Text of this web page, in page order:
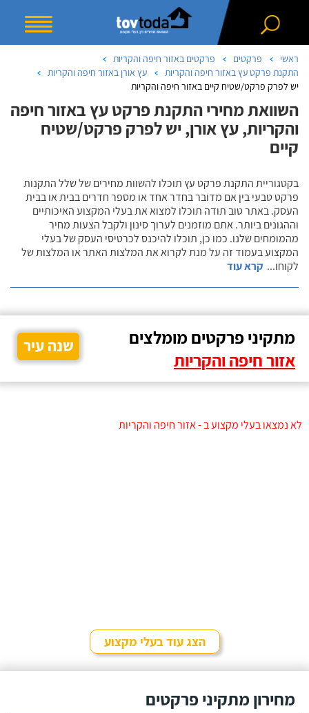
ראשי פרקטים
פרקטים באזור חיפה והקריות
התקנת פרקט עץ באזור חיפה והקריות
עץ אורן באזור חיפה והקריות
יש לפרק פרקט/שטיח קיים באזור חיפה והקריות
השוואת מחירי התקנת פרקט עץ באזור חיפה
והקריות, עץ אורן, יש לפרק פרקט/שטיח
קיים
בקטגוריית התקנת פרקט עץ תוכלו להשוות מחירים של שלל התקנות
פרקט טבעי בין אם מדובר בחדר אחד או מספר חדרים בבית או בבית
העסק. באתר טוב תודה תוכלו למצוא את בעלי המקצוע האיכותיים
וההגונים ביותר. אתם מוזמנים לערוך סינון ולקבל הצעות מחיר
מהמומחים שלנו. כמו כן, תוכלו להיכנס לכרטיסי העסק של בעלי
המקצוע בעמוד זה על מנת לקרוא את המלצות האתר או המלצות של
לקוחו... קרא עוד
מתקיני פרקטים מומלצים
אזור חיפה והקריות
שנה עיר
לא נמצאו בעלי מקצוע ב - אזור חיפה והקריות
הצג עוד בעלי מקצוע
מחירון מתקיני פרקטים